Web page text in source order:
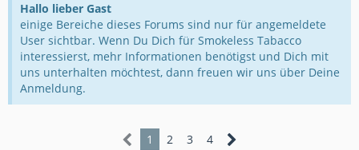
Hallo lieber Gast
einige Bereiche dieses Forums sind nur für angemeldete
User sichtbar. Wenn Du Dich für Smokeless Tabacco
interessierst, mehr Informationen benötigst und Dich mit
uns unterhalten möchtest, dann freuen wir uns über Deine
Anmeldung.
1 2 3 4